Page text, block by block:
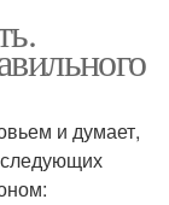
и думает,